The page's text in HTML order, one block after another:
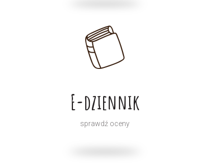
E-dziennik
sprawdź oceny